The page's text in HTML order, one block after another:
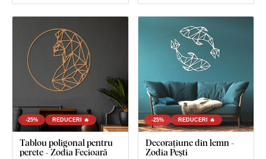
-25% REDUCERI 🔥
Tablou poligonal pentru
perete - Zodia Fecioară
-25% REDUCERI 🔥
Decorațiune din lemn -
Zodia Pești